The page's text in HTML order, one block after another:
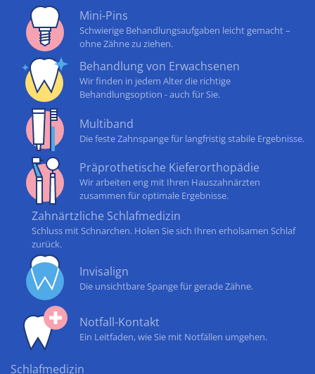
Mini-Pins
Schwierige Behandlungsaufgaben leicht gemacht –
ohne Zähne zu ziehen.
Behandlung von Erwachsenen
Wir finden in jedem Alter die richtige
Behandlungsoption - auch für Sie.
Multiband
Die feste Zahnspange für langfristig stabile Ergebnisse.
Präprothetische Kieferorthopädie
Wir arbeiten eng mit Ihren Hauszahnärzten
zusammen für optimale Ergebnisse.
Zahnärtzliche Schlafmedizin
Schluss mit Schnarchen. Holen Sie sich Ihren erholsamen Schlaf
zurück.
Invisalign
Die unsichtbare Spange für gerade Zähne.
Notfall-Kontakt
Ein Leitfaden, wie Sie mit Notfällen umgehen.
Schlafmedizin